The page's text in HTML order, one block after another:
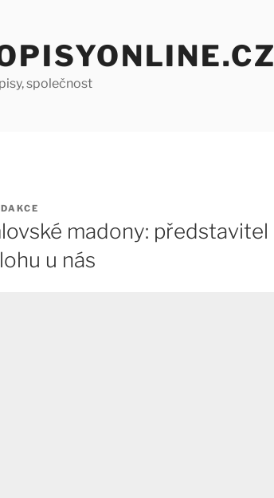
společnost
madony: představitel
u nás